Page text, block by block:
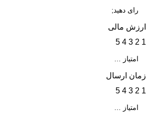
ارزش مالی
1
2
3
4
5
زمان ارسال
1
2
3
4
5